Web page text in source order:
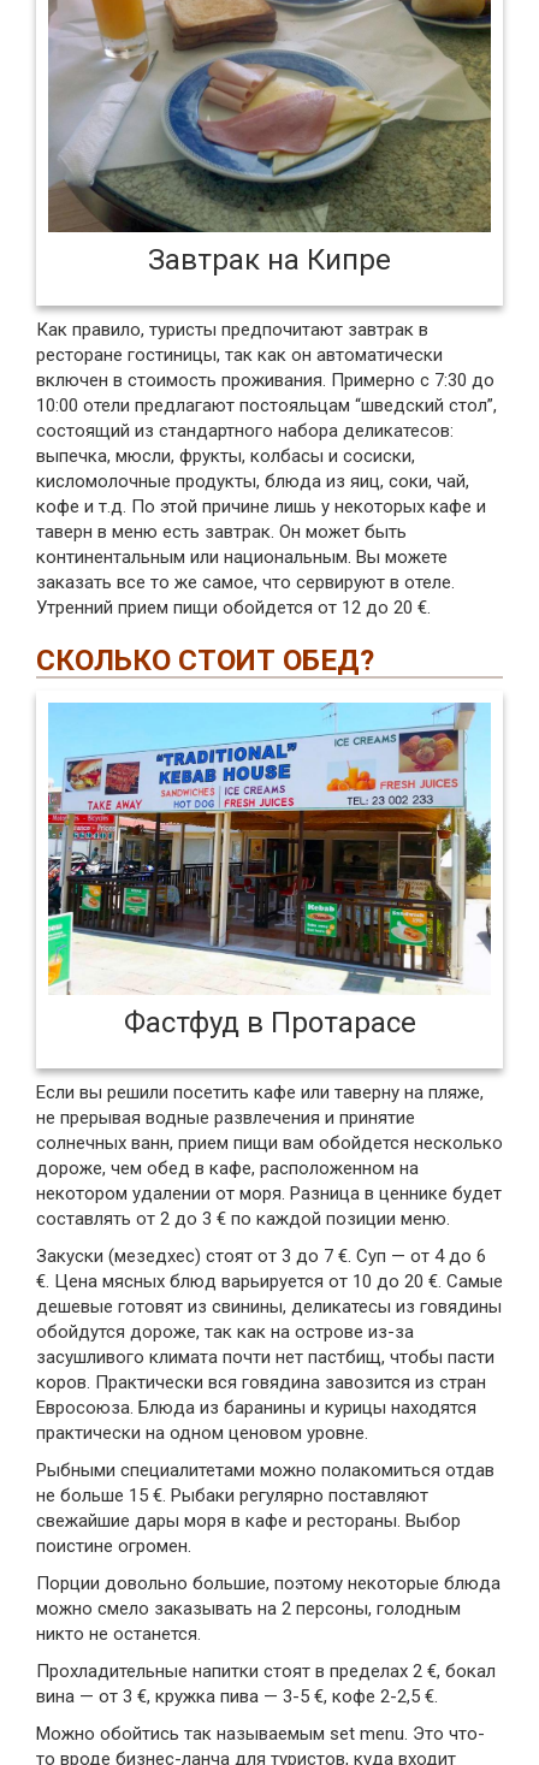
Завтрак на Кипре
Как правило, туристы предпочитают завтрак в
ресторане гостиницы, так как он автоматически
включен в стоимость проживания. Примерно с 7:30 до
10:00 отели предлагают постояльцам “шведский стол”,
состоящий из стандартного набора деликатесов:
выпечка, мюсли, фрукты, колбасы и сосиски,
кисломолочные продукты, блюда из яиц, соки, чай,
кофе и т.д. По этой причине лишь у некоторых кафе и
таверн в меню есть завтрак. Он может быть
континентальным или национальным. Вы можете
заказать все то же самое, что сервируют в отеле.
Утренний прием пищи обойдется от 12 до 20 €.
СКОЛЬКО СТОИТ ОБЕД?
Фастфуд в Протарасе
Если вы решили посетить кафе или таверну на пляже,
не прерывая водные развлечения и принятие
солнечных ванн, прием пищи вам обойдется несколько
дороже, чем обед в кафе, расположенном на
некотором удалении от моря. Разница в ценнике будет
составлять от 2 до 3 € по каждой позиции меню.
Закуски (мезедхес) стоят от 3 до 7 €. Суп — от 4 до 6
€. Цена мясных блюд варьируется от 10 до 20 €. Самые
дешевые готовят из свинины, деликатесы из говядины
обойдутся дороже, так как на острове из-за
засушливого климата почти нет пастбищ, чтобы пасти
коров. Практически вся говядина завозится из стран
Евросоюза. Блюда из баранины и курицы находятся
практически на одном ценовом уровне.
Рыбными специалитетами можно полакомиться отдав
не больше 15 €. Рыбаки регулярно поставляют
свежайшие дары моря в кафе и рестораны. Выбор
поистине огромен.
Порции довольно большие, поэтому некоторые блюда
можно смело заказывать на 2 персоны, голодным
никто не останется.
Прохладительные напитки стоят в пределах 2 €, бокал
вина — от 3 €, кружка пива — 3-5 €, кофе 2-2,5 €.
Можно обойтись так называемым set menu. Это что-
то вроде бизнес-ланча для туристов, куда входит